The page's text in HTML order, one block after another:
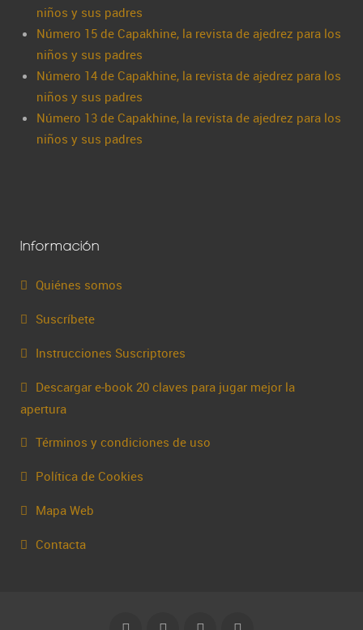
niños y sus padres
Número 15 de Capakhine, la revista de ajedrez para los
niños y sus padres
Número 14 de Capakhine, la revista de ajedrez para los
niños y sus padres
Número 13 de Capakhine, la revista de ajedrez para los
niños y sus padres
Información
Quiénes somos
Suscríbete
Instrucciones Suscriptores
Descargar e-book 20 claves para jugar mejor la
apertura
Términos y condiciones de uso
Política de Cookies
Mapa Web
Contacta